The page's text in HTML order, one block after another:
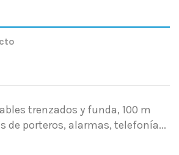
trenzados y funda, 100 m
de porteros, alarmas, telefonía...